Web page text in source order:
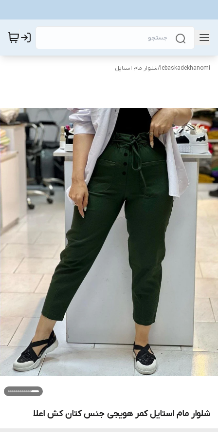
lebaskadekhanomi
/شلوار مام استایل
شلوار مام استایل کمر هویجی جنس کتان کش اعلا